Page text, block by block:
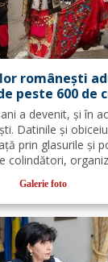
românești
peste 600 de
a devenit, și în
Datinile și
prin glasurile și
colindători,
în
Galerie foto